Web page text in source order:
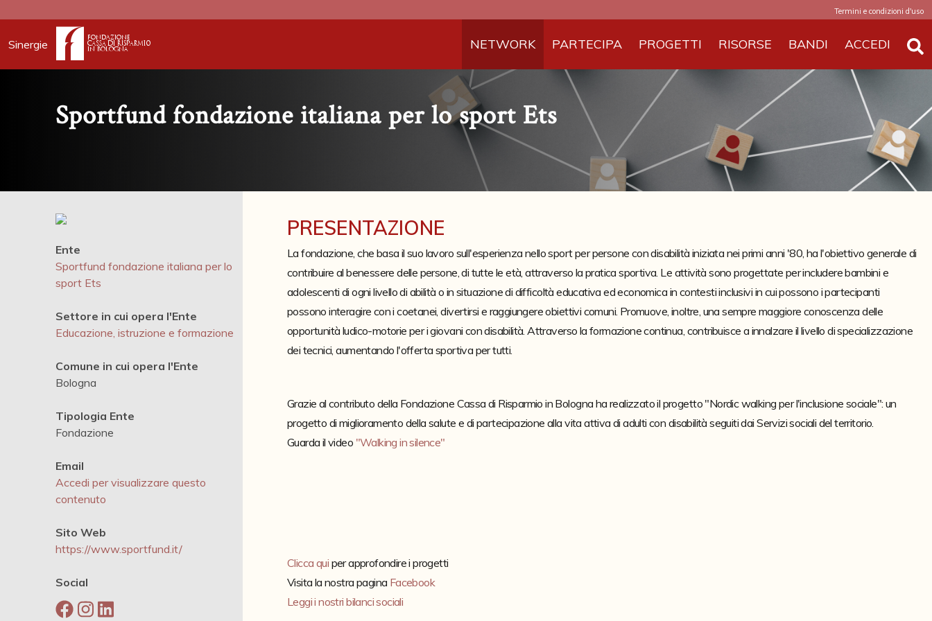
Termini e condizioni d'uso
Sinergie NETWORK PARTECIPA PROGETTI RISORSE BANDI ACCEDI
Sportfund fondazione italiana per lo sport Ets
Ente
Sportfund fondazione italiana per lo
sport Ets
Settore in cui opera l'Ente
Educazione, istruzione e formazione
Comune in cui opera l'Ente
Bologna
Tipologia Ente
Fondazione
Email
Accedi per visualizzare questo
contenuto
Sito Web
https://www.sportfund.it/
Social
PRESENTAZIONE
La fondazione, che basa il suo lavoro sull'esperienza nello sport per persone con disabilità iniziata nei primi anni '80, ha l'obiettivo generale di
contribuire al benessere delle persone, di tutte le età, attraverso la pratica sportiva. Le attività sono progettate per includere bambini e
adolescenti di ogni livello di abilità o in situazione di difficoltà educativa ed economica in contesti inclusivi in cui possono i partecipanti
possono interagire con i coetanei, divertirsi e raggiungere obiettivi comuni. Promuove, inoltre, una sempre maggiore conoscenza delle
opportunità ludico-motorie per i giovani con disabilità. Attraverso la formazione continua, contribuisce a innalzare il livello di specializzazione
dei tecnici, aumentando l'offerta sportiva per tutti.
Grazie al contributo della Fondazione Cassa di Risparmio in Bologna ha realizzato il progetto "Nordic walking per l'inclusione sociale": un
progetto di miglioramento della salute e di partecipazione alla vita attiva di adulti con disabilità seguiti dai Servizi sociali del territorio.
Guarda il video "Walking in silence"
Clicca qui per approfondire i progetti
Visita la nostra pagina Facebook
Leggi i nostri bilanci sociali